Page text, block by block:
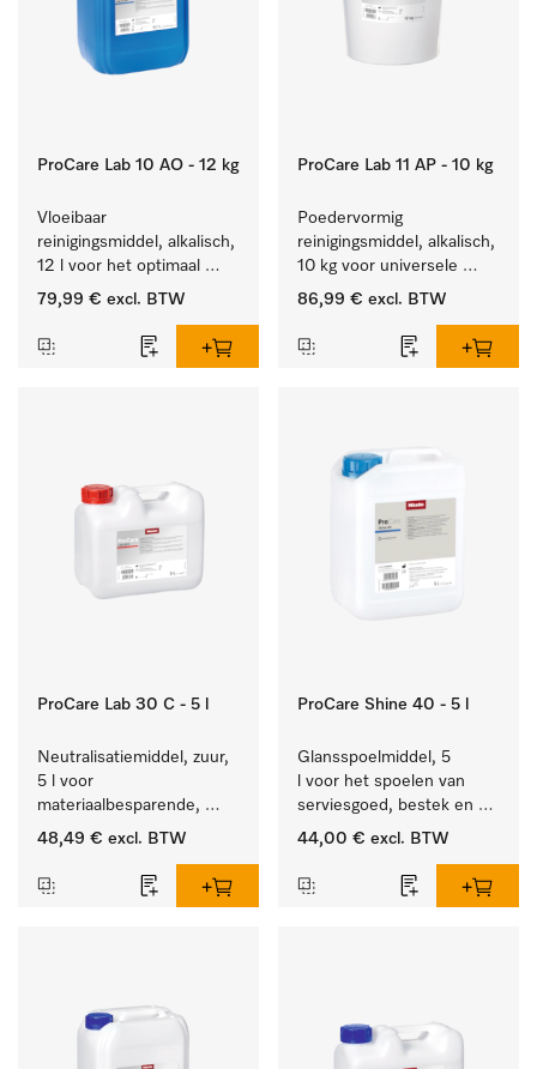
ProCare Lab 10 AO - 12 kg
Vloeibaar
reinigingsmiddel, alkalisch,
12 l voor het optimaal
behandelen van
79,99 € excl. BTW
ProCare Lab 11 AP - 10 kg
Poedervormig
reinigingsmiddel, alkalisch,
10 kg voor universele
machinale reiniging van
gerei.
86,99 € excl. BTW
ProCare Lab 30 C - 5 l
Neutralisatiemiddel, zuur,
5 l voor
materiaalbesparende,
machinale reiniging van
gerei.
48,49 € excl. BTW
ProCare Shine 40 - 5 l
Glansspoelmiddel, 5
l voor het spoelen van
serviesgoed, bestek en
ideaal voor glazen.
44,00 € excl. BTW